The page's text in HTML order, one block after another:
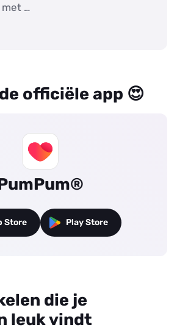
…
officiële app 😍
Store Play Store
die je
leuk vindt